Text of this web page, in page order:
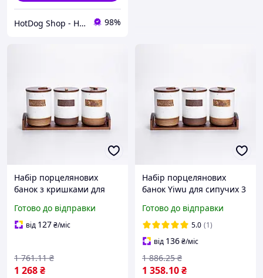
HotDog Shop - Найкращі товари для дому та сімʼї, з любовʼю до деталей! 98%
Набір порцелянових
банок з кришками для
комплект 3 штуки
баночки для сипучих
Готово до відправки
від 127₴/міс
1 268₴
1 761.11 ₴
Набір порцелянових
банок Yiwu для сипучих 3
(HP-26-1BE)
Готово до відправки
5.0 (1)
від 136₴/міс
1 358.10₴
1 886.25 ₴